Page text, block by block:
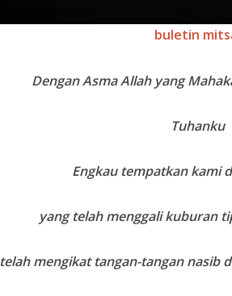
buletin
Dengan Asma Allah yang
Tuhanku
Engkau tempatkan kami
yang telah menggali kuburan
telah mengikat tangan-tangan nasib